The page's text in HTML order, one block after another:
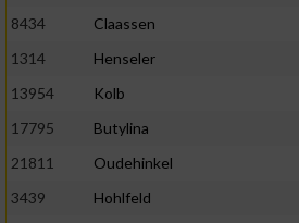
8434
Claassen
1314
Henseler
13954
Kolb
17795
Butylina
21811
Oudehinkel
3439
Hohlfeld